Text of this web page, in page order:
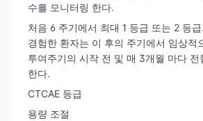
수를 모니터링 한다.
처음 6 주기에서 최대 1 등급 또는 2 등
경험한 환자는 이 후의 주기에서 임상적
투여주기의 시작 전 및 매 3개월 마다 전
한다.
CTCAE 등급
용량 조절